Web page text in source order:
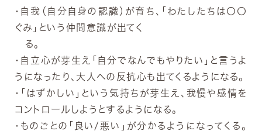
・自我（自分自身の認識）が育ち、「わたしたちは〇〇
ぐみ」という仲間意識が出てく
る。
・自立心が芽生え「自分でなんでもやりたい」と言うよ
うになったり、大人への反抗心も出てくるようになる。
・「はずかしい」という気持ちが芽生え、我慢や感情を
コントロールしようとするようになる。
・ものごとの「良い/悪い」が分かるようになってくる。